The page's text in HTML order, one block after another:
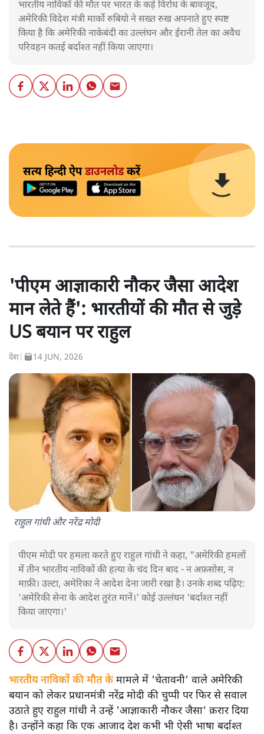
भारतीय नाविकों की मौत पर भारत के कड़े विरोध के बावजूद,
अमेरिकी विदेश मंत्री मार्को रुबियो ने सख्त रुख अपनाते हुए स्पष्ट
किया है कि अमेरिकी नाकेबंदी का उल्लंघन और ईरानी तेल का अवैध
परिवहन कतई बर्दाश्त नहीं किया जाएगा।
सत्य हिन्दी ऐपडाउनलोडकरें
'पीएम आज्ञाकारी नौकर जैसा आदेश
मान लेते हैं': भारतीयों की मौत से जुड़े
US बयान पर राहुल
देश 14 JUN, 2026
राहुल गांधी और नरेंद्र मोदी
पीएम मोदी पर हमला करते हुए राहुल गांधी ने कहा, "अमेरिकी हमलों
में तीन भारतीय नाविकों की हत्या के चंद दिन बाद - न अफ़सोस, न
माफ़ी। उल्टा, अमेरिका ने आदेश देना जारी रखा है। उनके शब्द पढ़िए:
'अमेरिकी सेना के आदेश तुरंत मानें।' कोई उल्लंघन 'बर्दाश्त नहीं
किया जाएगा।'
भारतीय नाविकों की मौत केमामले में 'चेतावनी' वाले अमेरिकी
बयान को लेकर प्रधानमंत्री नरेंद्र मोदी की चुप्पी पर फिर से सवाल
उठाते हुए राहुल गांधी ने उन्हें 'आज्ञाकारी नौकर जैसा' क़रार दिया
है। उन्होंने कहा कि एक आजाद देश कभी भी ऐसी भाषा बर्दाश्त